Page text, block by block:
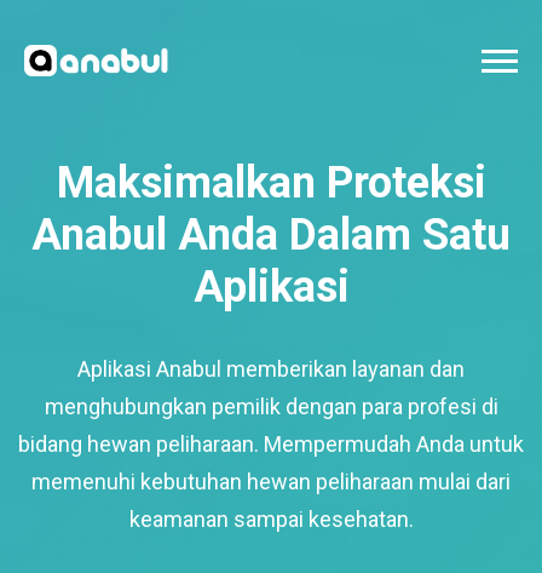
Maksimalkan Proteksi
Anabul Anda Dalam Satu
Aplikasi
Aplikasi Anabul memberikan layanan dan
menghubungkan pemilik dengan para profesi di
bidang hewan peliharaan. Mempermudah Anda untuk
memenuhi kebutuhan hewan peliharaan mulai dari
keamanan sampai kesehatan.